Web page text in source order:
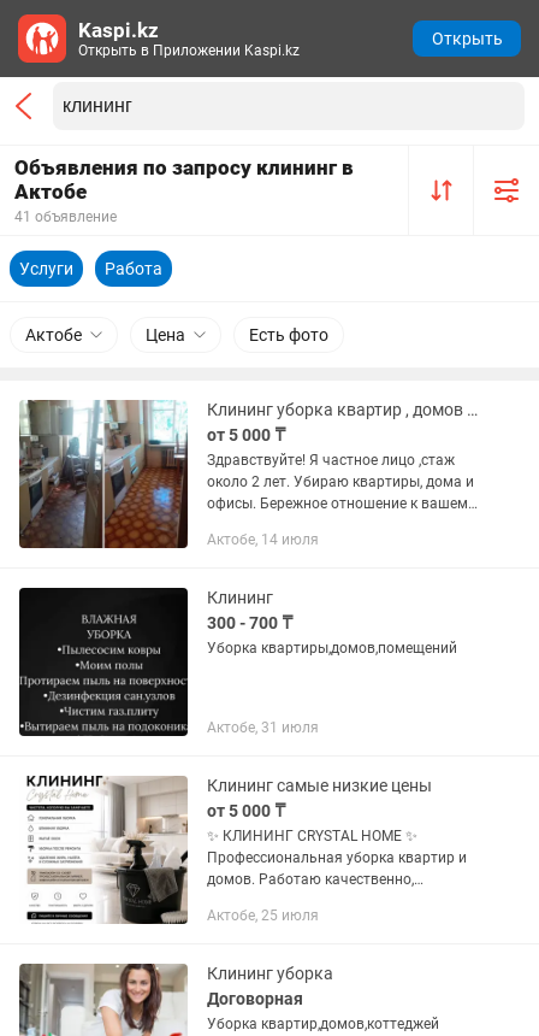
Объявления по запросу клининг в
Актобе
41 объявление
Услуги Работа
Актобе Цена Есть фото
Клининг уборка квартир , домов и офисов
от 5 000 ₸
Здравствуйте! Я частное лицо ,стаж
около 2 лет. Убираю квартиры, дома и
офисы. Бережное отношение к вашему
профессионально и аккуратно О себе:
Актобе, 14 июля
Клининг
300 - 700 ₸
Уборка квартиры,домов,помещений
Актобе, 31 июля
Клининг самые низкие цены
от 5 000 ₸
✨ КЛИНИНГ CRYSTAL HOME ✨
Профессиональная уборка квартир и
домов. Работаю качественно,
детали. 🧽 Использую свою
микрофибры и...
Актобе, 25 июля
Клининг уборка
Договорная
Уборка квартир,домов,коттеджей
Kaspi.kz
Открыть в Приложении Kaspi.kz
Открыть